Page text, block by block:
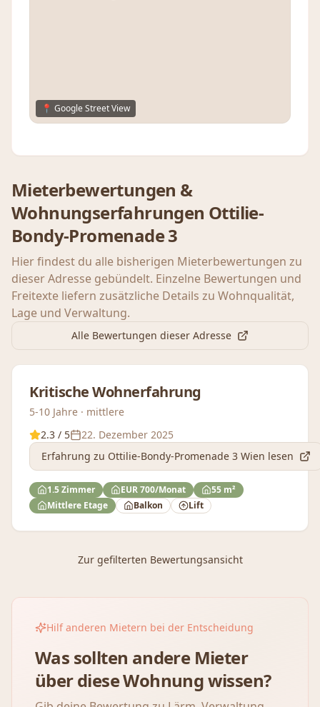
📍 Google Street View
Mieterbewertungen &
Wohnungserfahrungen Ottilie-
Bondy-Promenade 3
Hier findest du alle bisherigen Mieterbewertungen zu
dieser Adresse gebündelt. Einzelne Bewertungen und
Freitexte liefern zusätzliche Details zu Wohnqualität,
Lage und Verwaltung.
Alle Bewertungen dieser Adresse
Kritische Wohnerfahrung
5-10 Jahre · mittlere
2.3 / 5
22. Dezember 2025
Erfahrung zu Ottilie-Bondy-Promenade 3 Wien lesen
1.5 Zimmer EUR 700/Monat
55 m²
Mittlere Etage
Balkon Lift
Zur gefilterten Bewertungsansicht
Hilf anderen Mietern bei der Entscheidung
Was sollten andere Mieter
über diese Wohnung wissen?